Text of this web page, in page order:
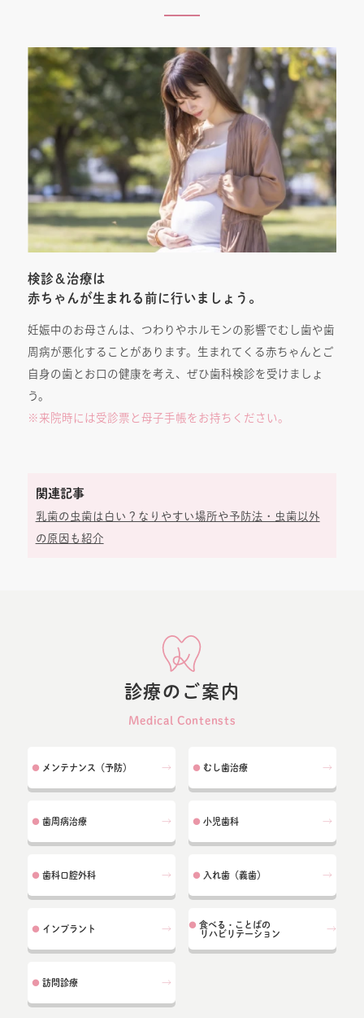
検診＆治療は
赤ちゃんが生まれる前に行いましょう。
妊娠中のお母さんは、つわりやホルモンの影響でむし歯や歯
周病が悪化することがあります。生まれてくる赤ちゃんとご
自身の歯とお口の健康を考え、ぜひ歯科検診を受けましょ
う。
※来院時には受診票と母子手帳をお持ちください。
関連記事
乳歯の虫歯は白い？なりやすい場所や予防法・虫歯以外
の原因も紹介
診療のご案内
Medical Contensts
● メンテナンス（予防） ● むし歯治療
● 歯周病治療 ● 小児歯科
● 歯科口腔外科 ● 入れ歯（義歯）
● インプラント ● 食べる・ことばの
リハビリテーション
● 訪問診療